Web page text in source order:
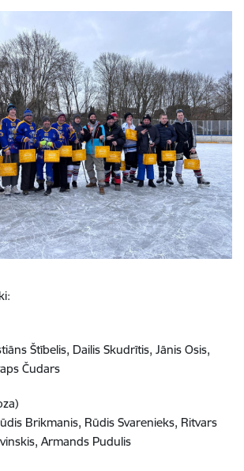
Štībelis, Dailis Skudrītis, Jānis Osis,
Čudars
Brikmanis, Rūdis Svarenieks, Ritvars
Armands Pudulis